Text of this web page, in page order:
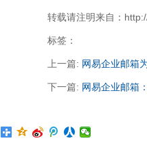
转载请注明来自：
标签：
上一篇: 网易企业邮箱
下一篇: 网易企业邮箱